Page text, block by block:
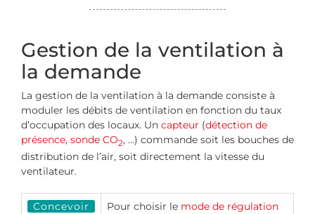
Gestion de la ventilation à
la demande
La gestion de la ventilation à la demande consiste à
moduler les débits de ventilation en fonction du taux
d’occupation des locaux. Un capteur (détection de
présence, sonde CO2, …) commande soit les bouches de
distribution de l’air, soit directement la vitesse du
ventilateur.
Concevoir Pour choisir le mode de régulation